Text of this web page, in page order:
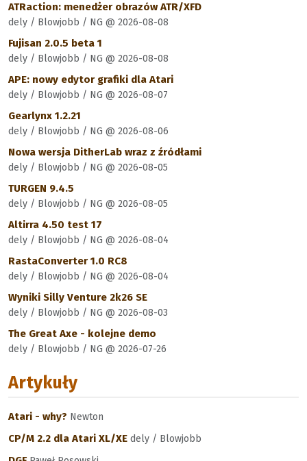
ATRaction: menedżer obrazów ATR/XFD
dely / Blowjobb / NG @ 2026-08-08
Fujisan 2.0.5 beta 1
dely / Blowjobb / NG @ 2026-08-08
APE: nowy edytor grafiki dla Atari
dely / Blowjobb / NG @ 2026-08-07
Gearlynx 1.2.21
dely / Blowjobb / NG @ 2026-08-06
Nowa wersja DitherLab wraz z źródłami
dely / Blowjobb / NG @ 2026-08-05
TURGEN 9.4.5
dely / Blowjobb / NG @ 2026-08-05
Altirra 4.50 test 17
dely / Blowjobb / NG @ 2026-08-04
RastaConverter 1.0 RC8
dely / Blowjobb / NG @ 2026-08-04
Wyniki Silly Venture 2k26 SE
dely / Blowjobb / NG @ 2026-08-03
The Great Axe - kolejne demo
dely / Blowjobb / NG @ 2026-07-26
Artykuły
Atari - why? Newton
CP/M 2.2 dla Atari XL/XE dely / Blowjobb